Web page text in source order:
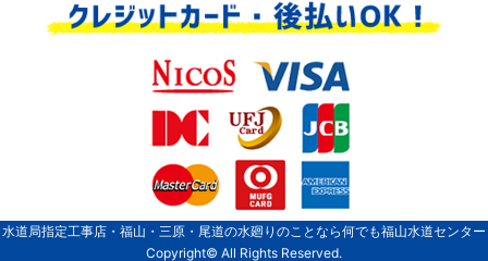
水道局指定工事店・福山・三原・尾道の水廻りのことなら何でも福山水道センター
Copyright© All Rights Reserved.